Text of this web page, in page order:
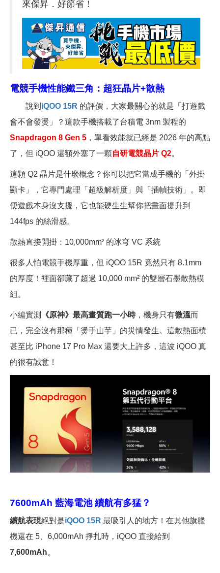
來傑昇．好節省！
電競手機性能鐵三角：超狂晶片+散熱
說到 iQOO 15R 的評價，大家最關心的就是「打遊戲
會不會發燙」？這款手機搭載了台積電 3nm 製程的
Snapdragon 8 Gen 5 ，單看效能就已經是 2026 年的高點
了，但 iQOO 還額外塞了一顆自研電競晶片 Q2。
這顆 Q2 晶片是什麼概念？你可以把它當成手機的「外掛
顯卡」，它專門處理「超級解析度」與「插幀技術」。即
便遊戲本身沒支援，它也能硬生生幫你把畫面提升到
144fps 的絲滑感。
散熱直接開掛：10,000mm² 的冰穹 VC 系統
很多人怕電競手機厚重，但 iQOO 15R 竟然只有 8.1mm
的厚度！裡面卻藏了超過 10,000 mm² 的雙層石墨散熱模
組。
小編實測 《原神》最高畫質跑一小時，機身只有微溫而
已，完全沒有那種「燙手山芋」的災情發生。這散熱面積
甚至比 iPhone 17 Pro Max 還要大上許多，這波 iQOO 真
的很有誠意！
7600mAh 藍海電池 續航有多猛？
續航表現絕對是iQOO 15R 最吸引人的地方！在其他旗艦
機還在 5、6,000mAh 掙扎時，iQOO 直接給到
7,600mAh。